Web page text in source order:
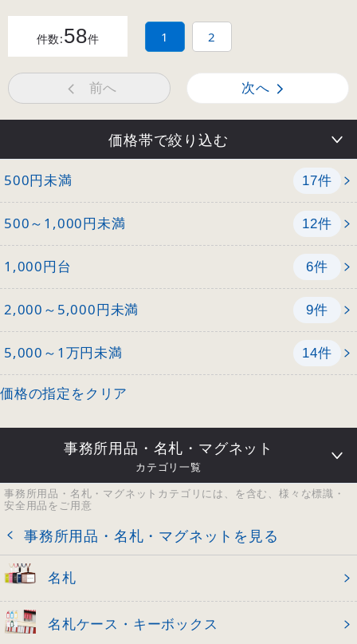
件数:58件 1 2
前へ 次へ
価格帯で絞り込む
500円未満 17件
500～1,000円未満 12件
1,000円台 6件
2,000～5,000円未満 9件
5,000～1万円未満 14件
価格の指定をクリア
事務所用品・名札・マグネット
カテゴリ一覧
事務所用品・名札・マグネットカテゴリには、を含む、様々な標識・
安全用品をご用意
事務所用品・名札・マグネットを見る
名札
名札ケース・キーボックス